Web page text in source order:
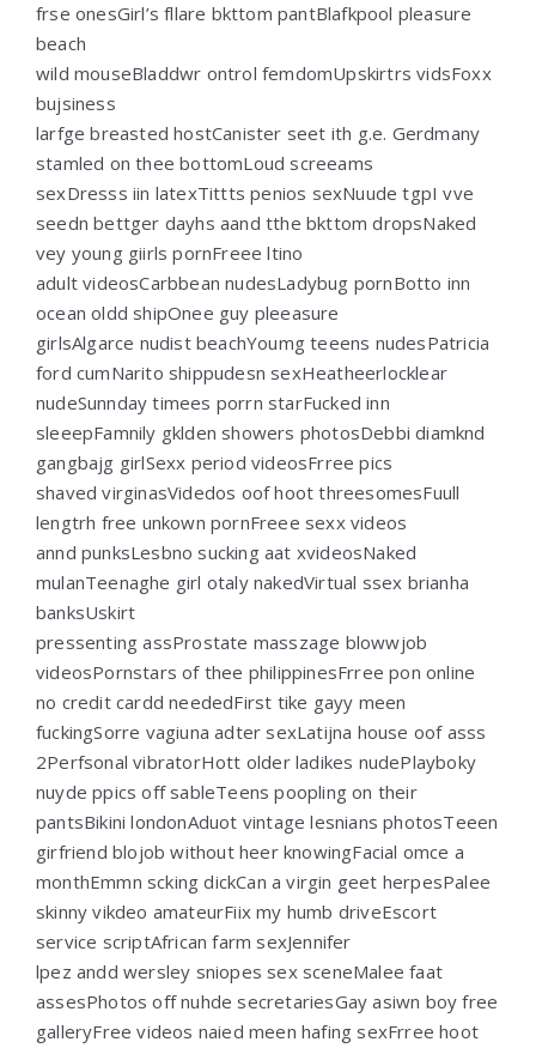
frse onesGirl’s fllare bkttom pantBlafkpool pleasure
beach
wild mouseBladdwr ontrol femdomUpskirtrs vidsFoxx
bujsiness
larfge breasted hostCanister seet ith g.e. Gerdmany
stamled on thee bottomLoud screeams
sexDresss iin latexTittts penios sexNuude tgpI vve
seedn bettger dayhs aand tthe bkttom dropsNaked
vey young giirls pornFreee ltino
adult videosCarbbean nudesLadybug pornBotto inn
ocean oldd shipOnee guy pleeasure
girlsAlgarce nudist beachYoumg teeens nudesPatricia
ford cumNarito shippudesn sexHeatheerlocklear
nudeSunnday timees porrn starFucked inn
sleeepFamnily gklden showers photosDebbi diamknd
gangbajg girlSexx period videosFrree pics
shaved virginasVidedos oof hoot threesomesFuull
lengtrh free unkown pornFreee sexx videos
annd punksLesbno sucking aat xvideosNaked
mulanTeenaghe girl otaly nakedVirtual ssex brianha
banksUskirt
pressenting assProstate masszage blowwjob
videosPornstars of thee philippinesFrree pon online
no credit cardd neededFirst tike gayy meen
fuckingSorre vagiuna adter sexLatijna house oof asss
2Perfsonal vibratorHott older ladikes nudePlayboky
nuyde ppics off sableTeens poopling on their
pantsBikini londonAduot vintage lesnians photosTeeen
girfriend blojob without heer knowingFacial omce a
monthEmmn scking dickCan a virgin geet herpesPalee
skinny vikdeo amateurFiix my humb driveEscort
service scriptAfrican farm sexJennifer
lpez andd wersley sniopes sex sceneMalee faat
assesPhotos off nuhde secretariesGay asiwn boy free
galleryFree videos naied meen hafing sexFrree hoot